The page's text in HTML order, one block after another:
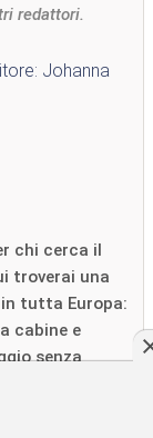
redattori.
Johanna
chi cerca il
troverai una
tutta Europa:
cabine e
senza